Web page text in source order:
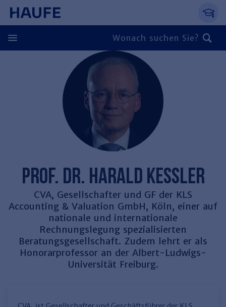
Springe direkt zum Hauptinhalt, zur
Zum Hauptinhalt springen
Zur Navigation springen
Zur Suche springen
Arbeitsrecht
Entgeltabrechnung
Führung
Personalmanagement und
Organisation
Personalentwicklung und
Talentmanagement
Steuern & Rechnungswesen
Finden Sie Ihr Thema
Steuerrecht
Rechnungswesen
Entgeltabrechnung
Steuerkanzlei und Gebühren
Software und Tools
Recht & Compliance
Finden Sie Ihr Thema
Familien- und Erbrecht
Miet- und WE-Recht
Rechtsanwaltskanzlei und Gebühren
Wirtschaftsrecht
Immobilien
Finden Sie Ihr Thema
Miet- und Bestandsverwaltung
Immobilienverwaltung
Zurück
Öffentlicher Dienst
Finden Sie Ihr Thema
Kommunale Finanzen
Arbeitsschutz & BGM
Arbeitsschutz
PROF. DR. HARALD KESSLER
CVA, Gesellschafter und GF der KLS
Accounting & Valuation GmbH, Köln, einer auf
nationale und internationale
Rechnungslegung spezialisierten
Beratungsgesellschaft. Zudem lehrt er als
Honorarprofessor an der Albert-Ludwigs-
Universität Freiburg.